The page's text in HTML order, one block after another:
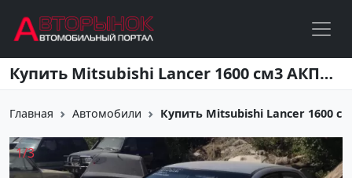
Перейти к основному содержанию Купить Mitsubishi Lancer 1600 см3 АКПП (99 л.с.) Бензин инжектор в Новороссийск: цвет серебро Седан 2004 года по цене 310000 рублей, объявление №2165 на сайте Авторынок23
Главная Автомобили Купить Mitsubishi Lancer 1600
1/3